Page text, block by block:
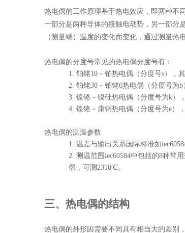
热电偶的工作原理基于热电效应，即两种不
一部分是两种导体的接触电动势，另一部分
（测量端）温度的变化而变化，通过测量热
热电偶的分度号常见的热电偶分度号有：
1. 铂铑10－铂热电偶（分度号s），
2. 铂铑30－铂铑6热电偶（分度号为
3. 镍铬－镍硅热电偶（分度号为k）
4. 镍铬－康铜热电偶（分度号为e）
热电偶的测温参数
1. 温差与输出关系 国际标准如
2. 测温范围iec60584中包括的8种常
偶，可测2310℃。
三、热电偶的结构
热电偶的外形因需要不同具有相当大的差别